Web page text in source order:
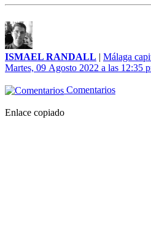
ISMAEL RANDALL | Málaga
Martes, 09 Agosto 2022 a las 12:35
Comentarios
Enlace copiado